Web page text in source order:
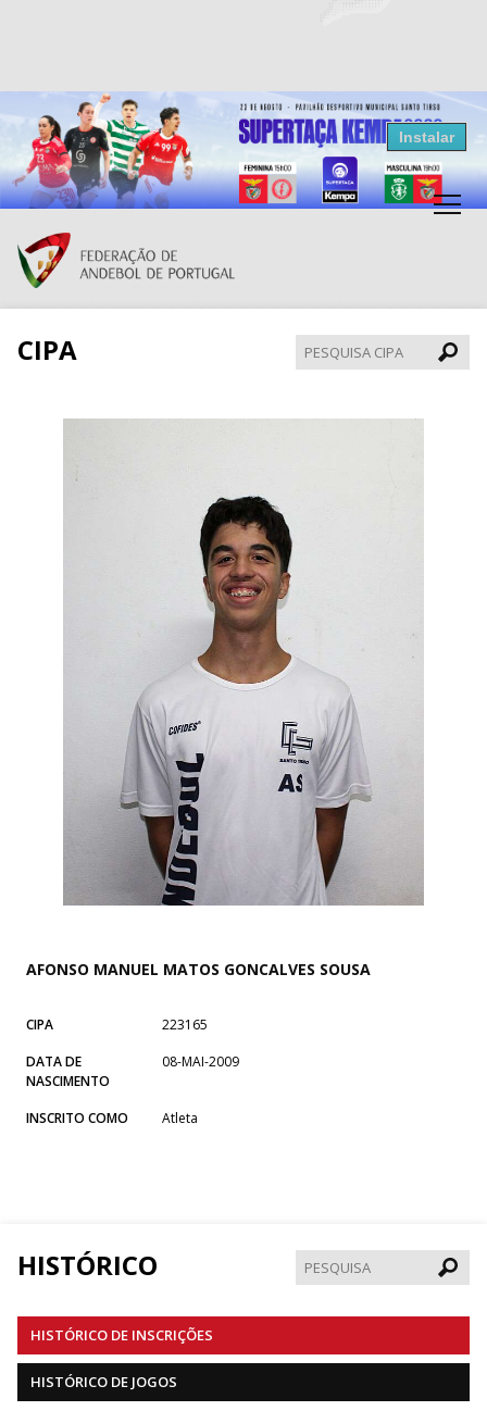
Resultados Andebol
Federação de Andebol de Portugal
Grátis - Disponivel na Play Store
Instalar
CIPA
CIPA
AFONSO MANUEL MATOS GONCALVES SOUSA
CIPA
223165
DATA DE
NASCIMENTO
08-MAI-2009
INSCRITO COMO Atleta
HISTÓRICO
HISTÓRICO DE INSCRIÇÕES
HISTÓRICO DE JOGOS